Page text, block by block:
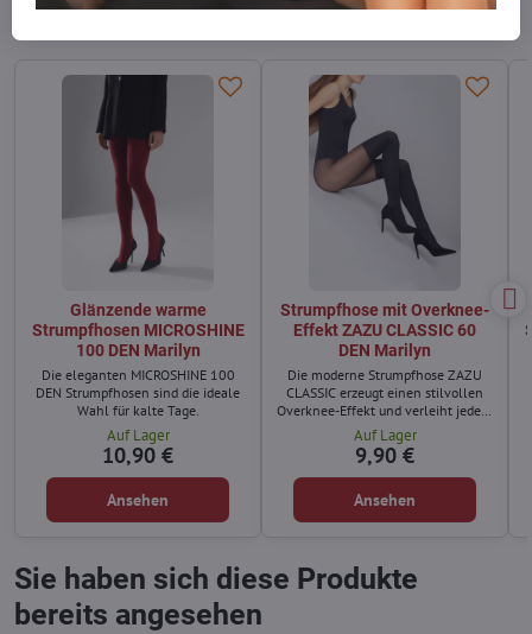
Glänzende warme
Strumpfhosen MICROSHINE
100 DEN Marilyn
Die eleganten MICROSHINE 100
DEN Strumpfhosen sind die ideale
Wahl für kalte Tage.
Auf Lager
10,90 €
Ansehen
Strumpfhose mit Overknee-
Effekt ZAZU CLASSIC 60
DEN Marilyn
Die moderne Strumpfhose ZAZU
CLASSIC erzeugt einen stilvollen
Overknee-Effekt und verleiht jedem
Outfit einen besonderen Look.
Auf Lager
9,90 €
Ansehen
Sie haben sich diese Produkte
bereits angesehen